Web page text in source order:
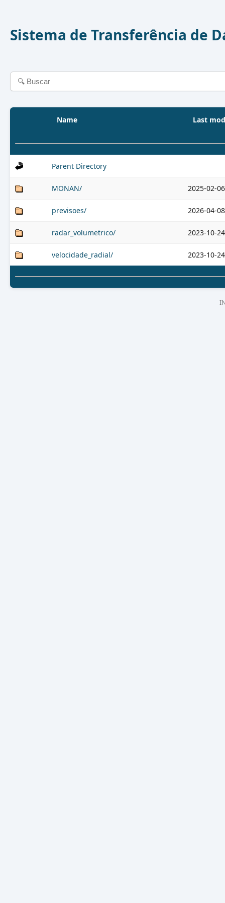
Sistema de Transferência de
Name Last
Parent Directory
MONAN/ 2025-02-
previsoes/ 2026-04-
radar_volumetrico/ 2023-10-
velocidade_radial/ 2023-10-